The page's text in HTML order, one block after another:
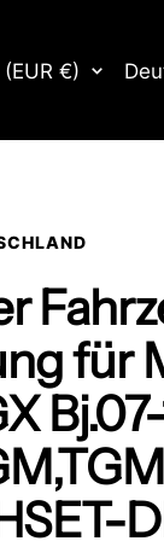
€)
für